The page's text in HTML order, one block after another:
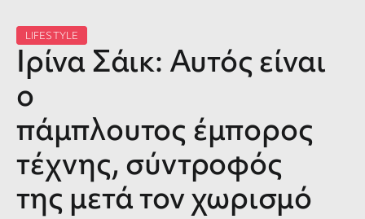
LIFESTYLE
Ιρίνα Σάικ: Αυτός είναι
ο
πάμπλουτος έμπορος
τέχνης, σύντροφός
της μετά τον χωρισμό